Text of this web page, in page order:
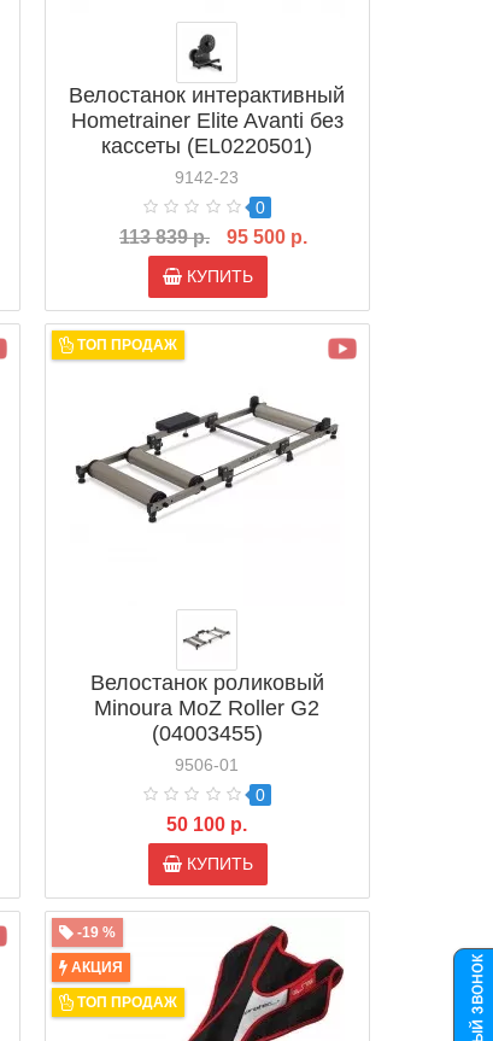
Велостанок интерактивный
Hometrainer Elite Avanti без
кассеты (EL0220501)
9142-23
0
113 839 р. 95 500 р.
КУПИТЬ
ТОП ПРОДАЖ
Велостанок роликовый
Minoura MoZ Roller G2
(04003455)
9506-01
0
50 100 р.
КУПИТЬ
-19 %
АКЦИЯ
ТОП ПРОДАЖ